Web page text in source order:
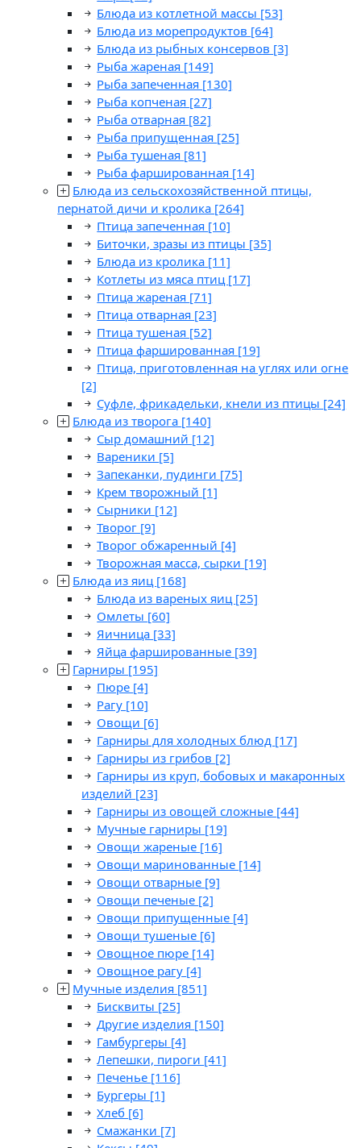
Блюда из котлетной массы [53]
Блюда из морепродуктов [64]
Блюда из рыбных консервов [3]
Рыба жареная [149]
Рыба запеченная [130]
Рыба копченая [27]
Рыба отварная [82]
Рыба припущенная [25]
Рыба тушеная [81]
Рыба фаршированная [14]
Блюда из сельскохозяйственной птицы,
пернатой дичи и кролика [264]
Птица запеченная [10]
Биточки, зразы из птицы [35]
Блюда из кролика [11]
Котлеты из мяса птиц [17]
Птица жареная [71]
Птица отварная [23]
Птица тушеная [52]
Птица фаршированная [19]
Птица, приготовленная на углях или огне
[2]
Суфле, фрикадельки, кнели из птицы [24]
Блюда из творога [140]
Сыр домашний [12]
Вареники [5]
Запеканки, пудинги [75]
Крем творожный [1]
Сырники [12]
Творог [9]
Творог обжаренный [4]
Творожная масса, сырки [19]
Блюда из яиц [168]
Блюда из вареных яиц [25]
Омлеты [60]
Яичница [33]
Яйца фаршированные [39]
Гарниры [195]
Пюре [4]
Рагу [10]
Овощи [6]
Гарниры для холодных блюд [17]
Гарниры из грибов [2]
Гарниры из круп, бобовых и макаронных
изделий [23]
Гарниры из овощей сложные [44]
Мучные гарниры [19]
Овощи жареные [16]
Овощи маринованные [14]
Овощи отварные [9]
Овощи печеные [2]
Овощи припущенные [4]
Овощи тушеные [6]
Овощное пюре [14]
Овощное рагу [4]
Мучные изделия [851]
Бисквиты [25]
Другие изделия [150]
Гамбургеры [4]
Лепешки, пироги [41]
Печенье [116]
Бургеры [1]
Хлеб [6]
Смажанки [7]